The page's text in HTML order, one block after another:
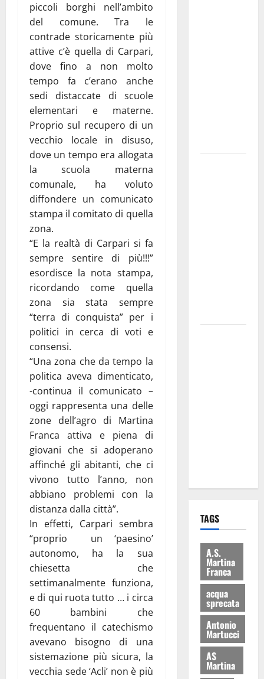
piccoli borghi nell’ambito
del comune. Tra le
contrade storicamente più
attive c’è quella di Carpari,
dove fino a non molto
tempo fa c’erano anche
sedi distaccate di scuole
elementari e materne.
Proprio sul recupero di un
vecchio locale in disuso,
dove un tempo era allogata
la scuola materna
comunale, ha voluto
diffondere un comunicato
stampa il comitato di quella
zona.
“E la realtà di Carpari si fa
sempre sentire di più!!!”
esordisce la nota stampa,
ricordando come quella
zona sia stata sempre
“terra di conquista” per i
politici in cerca di voti e
consensi.
“Una zona che da tempo la
politica aveva dimenticato,
-continua il comunicato –
oggi rappresenta una delle
zone dell’agro di Martina
Franca attiva e piena di
giovani che si adoperano
affinché gli abitanti, che ci
vivono tutto l’anno, non
abbiano problemi con la
distanza dalla città”.
In effetti, Carpari sembra
“proprio un ‘paesino’
autonomo, ha la sua
chiesetta che
settimanalmente funziona,
e di qui ruota tutto … i circa
60 bambini che
frequentano il catechismo
avevano bisogno di una
sistemazione più sicura, la
vecchia sede ‘Acli’ non è più
TAGS
A.S.
Martina
Franca
acqua
sprecata
Antonio
Martucci
AS
Martina